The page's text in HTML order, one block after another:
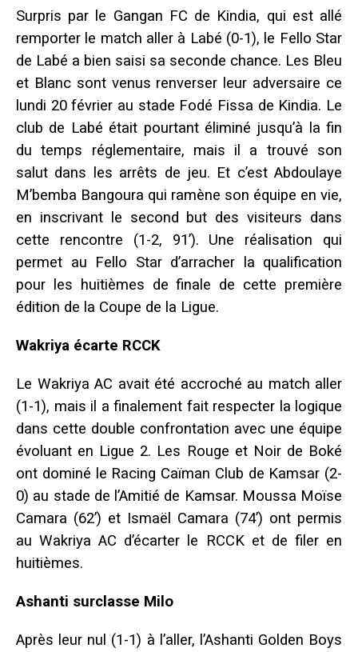
Surpris par le Gangan FC de Kindia, qui est allé
remporter le match aller à Labé (0-1), le Fello Star
de Labé a bien saisi sa seconde chance. Les Bleu
et Blanc sont venus renverser leur adversaire ce
lundi 20 février au stade Fodé Fissa de Kindia. Le
club de Labé était pourtant éliminé jusqu’à la fin
du temps réglementaire, mais il a trouvé son
salut dans les arrêts de jeu. Et c’est Abdoulaye
M’bemba Bangoura qui ramène son équipe en vie,
en inscrivant le second but des visiteurs dans
cette rencontre (1-2, 91’). Une réalisation qui
permet au Fello Star d’arracher la qualification
pour les huitièmes de finale de cette première
édition de la Coupe de la Ligue.
Wakriya écarte RCCK
Le Wakriya AC avait été accroché au match aller
(1-1), mais il a finalement fait respecter la logique
dans cette double confrontation avec une équipe
évoluant en Ligue 2. Les Rouge et Noir de Boké
ont dominé le Racing Caïman Club de Kamsar (2-
0) au stade de l’Amitié de Kamsar. Moussa Moïse
Camara (62’) et Ismaël Camara (74’) ont permis
au Wakriya AC d’écarter le RCCK et de filer en
huitièmes.
Ashanti surclasse Milo
Après leur nul (1-1) à l’aller, l’Ashanti Golden Boys